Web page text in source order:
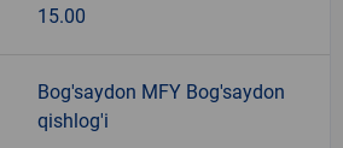
15.00
Bog'saydon MFY Bog'saydon
qishlog'i